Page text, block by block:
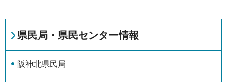
県民局・県民センター情報
阪神北県民局